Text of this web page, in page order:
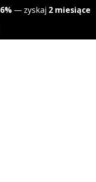
— zyskaj 2 miesiące